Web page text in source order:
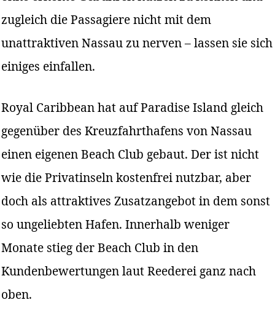
zugleich die Passagiere nicht mit dem
unattraktiven Nassau zu nerven – lassen sie sich
einiges einfallen.
Royal Caribbean hat auf Paradise Island gleich
gegenüber des Kreuzfahrthafens von Nassau
einen eigenen Beach Club gebaut. Der ist nicht
wie die Privatinseln kostenfrei nutzbar, aber
doch als attraktives Zusatzangebot in dem sonst
so ungeliebten Hafen. Innerhalb weniger
Monate stieg der Beach Club in den
Kundenbewertungen laut Reederei ganz nach
oben.